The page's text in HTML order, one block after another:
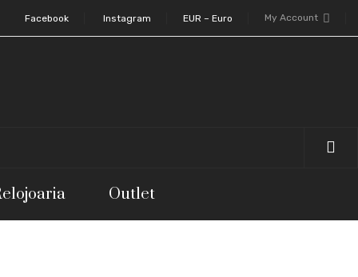
Facebook Instagram EUR – Euro My Account
Outlet